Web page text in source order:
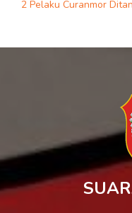
2 Pelaku Curanmor